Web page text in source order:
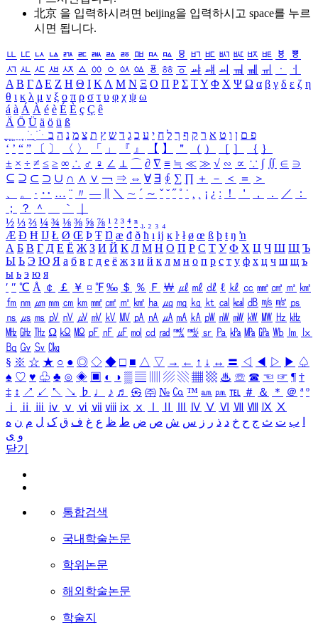
北京 을 입력하시려면 beijing을 입력하시고 space를 누르
시면 됩니다.
ㅥ ㅦ ㅧ ㅨ ㅩ ㅪ ㅫ ㅬ ㅭ ㅮ ㅯ ㅰ ㅱ ㅲ ㅳ ㅴ ㅵ ㅶ ㅷ ㅸ
ㅹ
ㅺ ㅻ ㅼ ㅽ ㅾ ㅿ ㆀ ㆁ ㆂ ㆃ ㆄ ㆅ ㆆ ㆇ ㆈ ㆉ ㆊ ㆋ ㆌ ㆍ
ㆎ
Α Β ΓΔ Ε Ζ Η Θ Ι ΚΛ Μ Ν Ξ Ο Π Ρ Σ ΤΥ Φ Χ Ψ Ω α β γ δ ε ζ η
θ ι κ λ μ ν ξ ο π ρ σ τ υ φ χ ψ ω
á à Á À é è É È ç Ç ê
Ä Ö Ü ä ö ü ß
ִֶֹ ֻּ ׁׂ פ ם ן ו ט א ר ק ף ך ל ח י ע כ ג ד ש ץ ת צ מ נ ה ב
‘ ’ “ ” 〔 〕 〈 〉 「 」 『 』 【 】 ＂ （ ） ［ ］ ｛ ｝
± × ÷ ≠ ≤ ≥ ∞ ∴ ♂ ♀ ∠ ⊥ ⌒ ∂ ∇ ≡ ≒ ≪ ≫ √ ∽ ∝ ∵ ∫ ∬ ∈ ∋
⊆ ⊇ ⊂ ⊃ ∪ ∩ ∧ ∨ ￢ ⇒ ⇔ ∀ ∃ ∮ ∑ ∏ ＋ － ＜ ＝
＞
、
。 · ‥ … ¨ 〃 ― ＼ ∼ ´ ～ ˇ ˘ ˝ ˚ ˙ ¸ ¡ ¿ ː ！ ＇ ， ． ／
：
；
？ ＾ ｀
½ ⅓ ⅔ ¼ ¾ ⅛ ⅜ ⅝ ⅞ ¹ ² ³ ⁴ ⁿ ₁ ₂ ₃ ₄
Æ Ð Ħ Ĳ Ł Ø Œ Þ Ŧ Ŋ æ đ ð ħ ı ĳ ĸ ŀ ł ø œ ß þ ŧ ŋ ŉ
А Б В Г Д Е Ё Ж З И Й К Л М Н О П Р С Т У Ф Х Ц Ч Ш Щ Ъ
Ы Ь Э Ю Я а б в г д е ё ж з и й к л м н о п р с т у ф х ц ч ш щ ъ
ы ь э ю я
′ ″ ℃ Å ￠ ￡ ￥ ¤ ℉ ‰ ＄ ％ Ｆ ￦ ㎕ ㎖ ㎗ ℓ ㎘ ㏄ ㎣ ㎤ ㎥ ㎦
㎙ ㎚ ㎛ ㎜ ㎝ ㎞ ㎟ ㎠ ㎡ ㎢ ㏊ ㎍ ㎎ ㎏ ㏏ ㎈ ㎉ ㏈ ㎧ ㎨ ㎰
㎱ ㎲ ㎳ ㎴ ㎵ ㎶ ㎷ ㎸ ㎹ ㎀ ㎁ ㎂ ㎃ ㎄ ㎺ ㎻ ㎽ ㎾ ㎿ ㎐ ㎑
㎒ ㎓ ㎔ Ω ㏀ ㏁ ㎊ ㎋ ㎌ ㏖ ㏅ ㎭ ㎮ ㎯ ㏛ ㎩ ㎪ ㎫ ㎬ ㏝ ㏐
㏓
㏃ ㏉ ㏜ ㏆
§ ※ ☆ ★ ○ ● ◎ ◇ ◆ □ ■ △ ▽ → ← ↑ ↓ ↔ 〓 ◁ ◀ ▷ ▶ ♤
♠ ♡ ♥ ♧ ♣ ⊙ ◈ ▣ ◐ ◑ ▒ ▤ ▨ ▧ ▦ ▩ ♨ ☏ ☎ ☜ ☞ ¶ †
‡ ↕ ↗ ↙ ↖ ↘ ♭ ♩ ♪ ♬ ㉿ ㈜ № ㏇ ™ ㏂ ㏘ ℡ ＃ ＆ ＊ ＠ ª º
ⅰ
ⅱ ⅲ ⅳ ⅴ ⅵ ⅶ ⅷ ⅸ ⅹ Ⅳ Ⅴ Ⅵ Ⅶ Ⅷ Ⅸ Ⅹ
ب ت ث ج ح خ د ذ ر ز س ش ص ض ط ظ ع غ ف ق ک ل م ن ه
و ی
닫기
통합검색
국내학술논문
학위논문
해외학술논문
학술지